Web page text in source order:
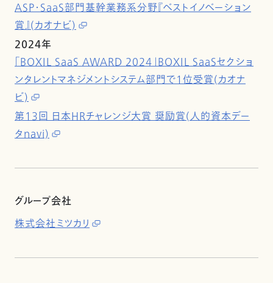
ASP・SaaS部門基幹業務系分野『ベストイノベーション
賞』(カオナビ)
2024年
「BOXIL SaaS AWARD 2024」BOXIL SaaSセクショ
ンタレントマネジメントシステム部門で1位受賞(カオナ
ビ)
第13回 日本HRチャレンジ大賞 奨励賞(人的資本デー
タnavi)
グループ会社
株式会社ミツカリ